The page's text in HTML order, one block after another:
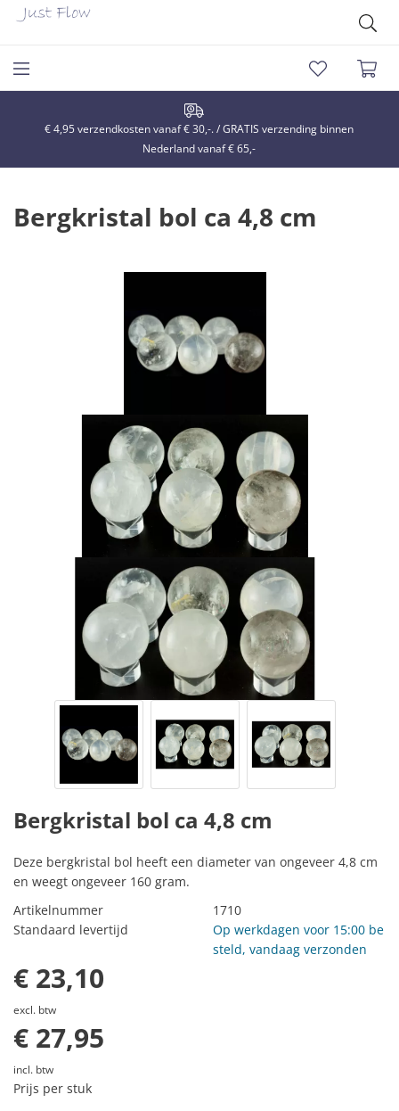
€ 4,95 verzendkosten vanaf € 30,-. / GRATIS verzending binnen
Nederland vanaf € 65,-
Bergkristal bol ca 4,8 cm
Bergkristal bol ca 4,8 cm
Deze bergkristal bol heeft een diameter van ongeveer 4,8 cm
en weegt ongeveer 160 gram.
Artikelnummer
1710
Standaard levertijd
Op werkdagen voor 15:00 be
steld, vandaag verzonden
€ 23,10
excl. btw
€ 27,95
incl. btw
Prijs per stuk